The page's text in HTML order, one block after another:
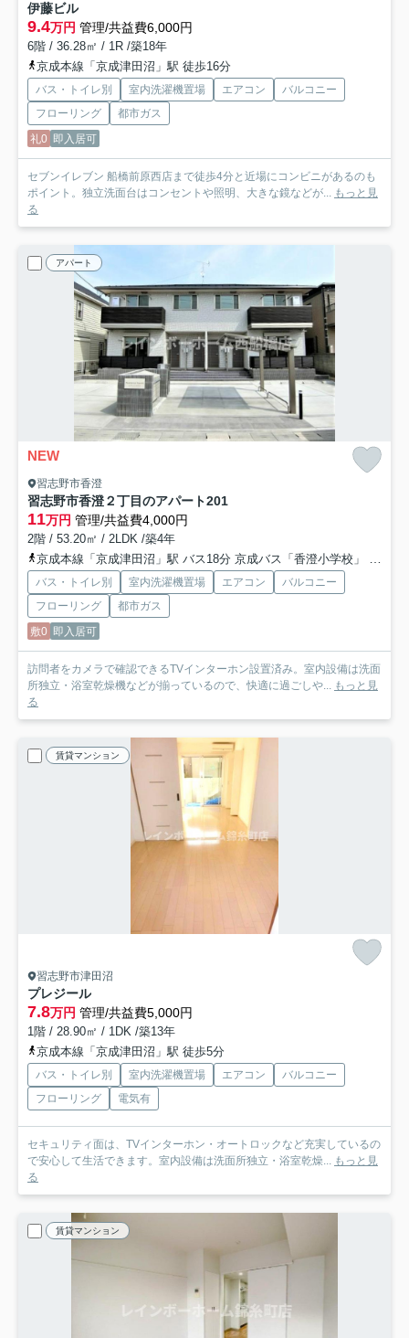
伊藤ビル
9.4万円 管理/共益費6,000円
6階 / 36.28㎡ / 1R /築18年
京成本線「京成津田沼」駅 徒歩16分
バス・トイレ別 室内洗濯機置場 エアコン
バルコニー
フローリング
都市ガス
礼0 即入居可
セブンイレブン 船橋前原西店まで徒歩4分と近場にコンビニがあるのも
ポイント。独立洗面台はコンセントや照明、大きな鏡などが... もっと見
る
アパート
NEW
習志野市香澄
習志野市香澄２丁目のアパート201
11万円 管理/共益費4,000円
2階 / 53.20㎡ / 2LDK /築4年
京成本線「京成津田沼」駅 バス18分 京成バス「香澄小学校」 停歩4分
バス・トイレ別 室内洗濯機置場 エアコン
バルコニー
フローリング
都市ガス
敷0 即入居可
訪問者をカメラで確認できるTVインターホン設置済み。室内設備は洗面
所独立・浴室乾燥機などが揃っているので、快適に過ごしや... もっと見
る
賃貸マンション
習志野市津田沼
プレジール
7.8万円 管理/共益費5,000円
1階 / 28.90㎡ / 1DK /築13年
京成本線「京成津田沼」駅 徒歩5分
バス・トイレ別 室内洗濯機置場 エアコン
バルコニー
フローリング
電気有
セキュリティ面は、TVインターホン・オートロックなど充実しているの
で安心して生活できます。室内設備は洗面所独立・浴室乾燥... もっと見
る
賃貸マンション